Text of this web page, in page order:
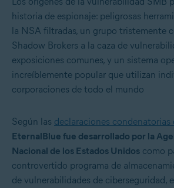
historia de espionaje: peligrosas
la NSA filtradas, un grupo tristemente
Shadow Brokers a la caza de
exposiciones comunes, y un sistema
increíblemente popular que utilizan
corporaciones de todo el mundo
Según las declaraciones
EternalBlue fue desarrollado por la
Nacional de los Estados Unidos como
controvertido programa de
de vulnerabilidades de ciberseguridad,